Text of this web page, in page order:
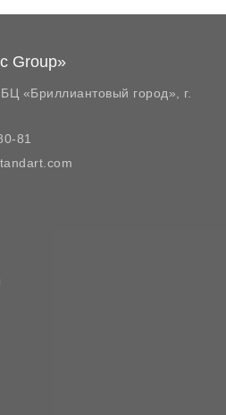
Group»
«Бриллиантовый город»,
г.
81